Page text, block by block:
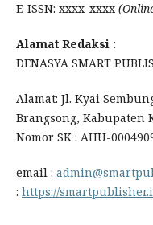
E-ISSN: xxxx-xxxx
Alamat Redaksi :
DENASYA SMART
Alamat: Jl. Kyai
Brangsong, Kabupaten
Nomor SK : AHU-
email :
: https://